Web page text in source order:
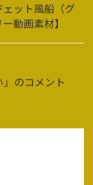
ット風船（グ
動画素材】
のコメント